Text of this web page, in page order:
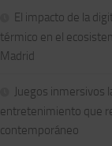
El impacto de la
térmico en el
Madrid
Juegos inmersivos
entretenimiento que
contemporáneo